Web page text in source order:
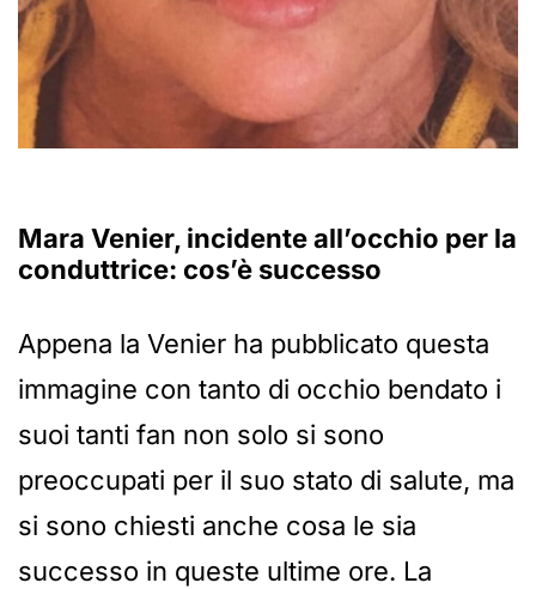
Mara Venier, incidente all’occhio per la
conduttrice: cos’è successo
Appena la Venier ha pubblicato questa
immagine con tanto di occhio bendato i
suoi tanti fan non solo si sono
preoccupati per il suo stato di salute, ma
si sono chiesti anche cosa le sia
successo in queste ultime ore. La